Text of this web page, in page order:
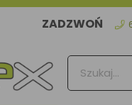
ZADZWOŃ